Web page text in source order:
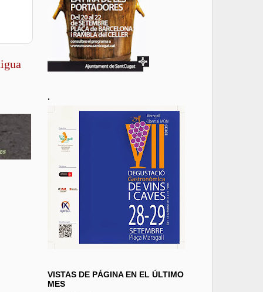
.
VISTAS DE PÁGINA EN EL ÚLTIMO
MES